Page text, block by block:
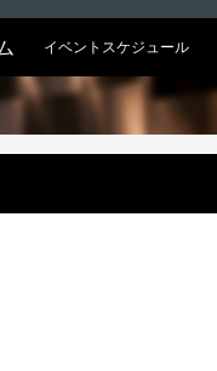
イベントスケジュール